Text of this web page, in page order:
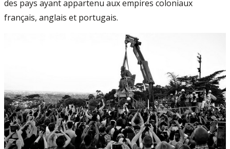
des pays ayant appartenu aux empires coloniaux
français, anglais et portugais.